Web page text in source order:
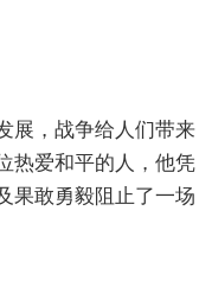
展，战争给人们带来
热爱和平的人，他凭
果敢勇毅阻止了一场